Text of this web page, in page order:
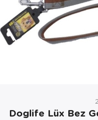
Doglife Lüx Bez